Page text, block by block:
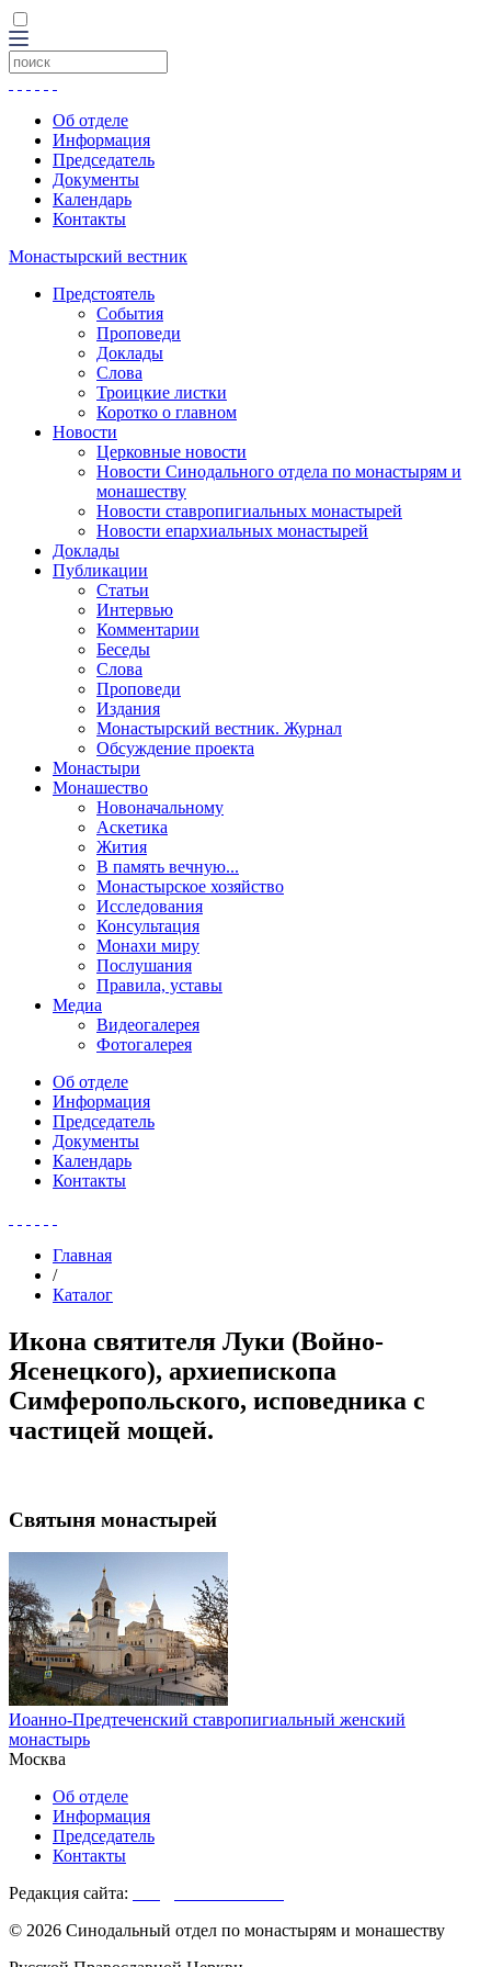
Об отделе
Информация
Председатель
Документы
Календарь
Контакты
Монастырский вестник
Предстоятель
События
Проповеди
Доклады
Слова
Троицкие листки
Коротко о главном
Новости
Церковные новости
Новости Синодального отдела по монастырям и
монашеству
Новости ставропигиальных монастырей
Новости епархиальных монастырей
Доклады
Публикации
Статьи
Интервью
Комментарии
Беседы
Слова
Проповеди
Издания
Монастырский вестник. Журнал
Обсуждение проекта
Монастыри
Монашество
Новоначальному
Аскетика
Жития
В память вечную...
Монастырское хозяйство
Исследования
Консультация
Монахи миру
Послушания
Правила, уставы
Медиа
Видеогалерея
Фотогалерея
Об отделе
Информация
Председатель
Документы
Календарь
Контакты
Главная
/
Каталог
Икона святителя Луки (Войно-
Ясенецкого), архиепископа
Симферопольского, исповедника с
частицей мощей.
Святыня монастырей
Иоанно-Предтеченский ставропигиальный женский
монастырь
Москва
Об отделе
Информация
Председатель
Контакты
Редакция сайта:
© 2026 Синодальный отдел по монастырям и монашеству